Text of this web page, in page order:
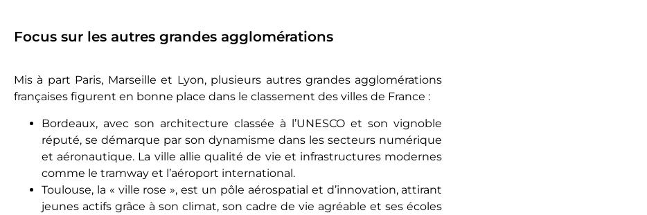
Focus sur les autres grandes agglomérations
Mis à part Paris, Marseille et Lyon, plusieurs autres grandes agglomérations
françaises figurent en bonne place dans le classement des villes de France :
Bordeaux, avec son architecture classée à l’UNESCO et son vignoble
réputé, se démarque par son dynamisme dans les secteurs numérique
et aéronautique. La ville allie qualité de vie et infrastructures modernes
comme le tramway et l’aéroport international.
Toulouse, la « ville rose », est un pôle aérospatial et d’innovation, attirant
jeunes actifs grâce à son climat, son cadre de vie agréable et ses écoles